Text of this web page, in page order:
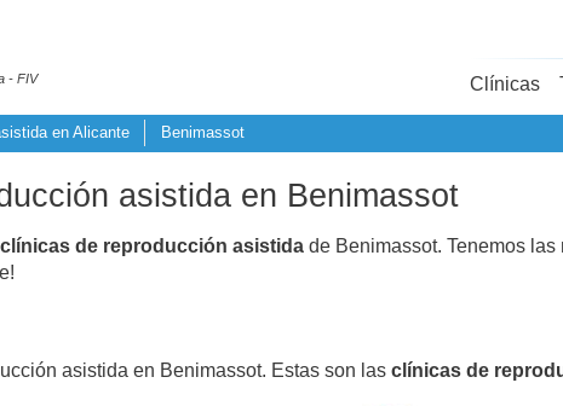
- FIV Clínicas
en Alicante Benimassot
asistida en Benimassot
clínicas de reproducción asistida de Benimassot. Tenemos las
asistida en Benimassot. Estas son las clínicas de